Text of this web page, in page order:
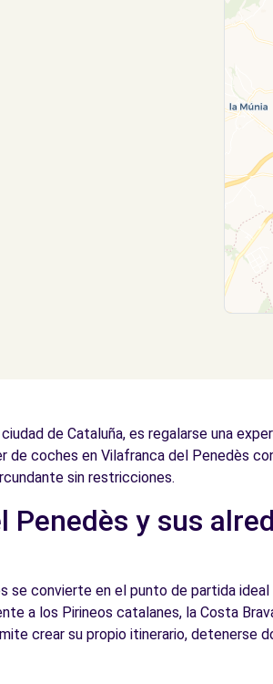
de Cataluña, es regalarse una
de coches en Vilafranca del Penedès
sin restricciones.
Penedès y sus
se convierte en el punto de partida
a los Pirineos catalanes, la Costa
crear su propio itinerario, detenerse